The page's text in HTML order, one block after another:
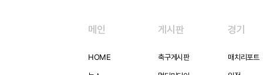
메인
HOME
게시판
축구게시판
경기
매치리포트